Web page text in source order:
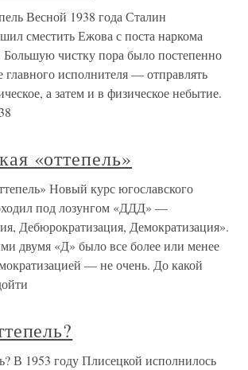
Весной 1938 года Сталин
сместить Ежова с поста наркома
Большую чистку пора было постепенно
главного исполнителя — отправлять
а затем и в физическое небытие.
«оттепель»
Новый курс югославского
под лозунгом «ДДД» —
Дебюрократизация, Демократизация».
двумя «Д» было все более или менее
— не очень. До какой
В 1953 году Плисецкой исполнилось